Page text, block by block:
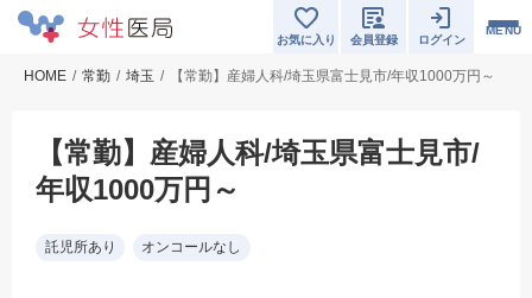
MENU
お気に入り 会員登録 ログイン
HOME 常勤 埼玉 【常勤】産婦人科/埼玉県富士見市/年収1000万円～
【常勤】産婦人科/埼玉県富士見市/
年収1000万円～
託児所あり オンコールなし